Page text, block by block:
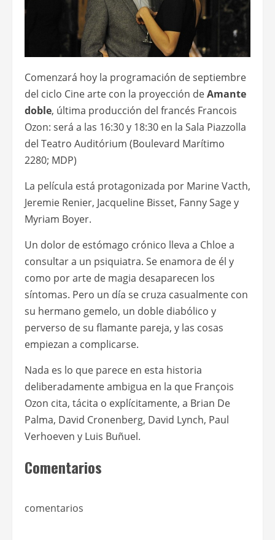
Comenzará hoy la programación de septiembre
del ciclo Cine arte con la proyección deAmante
doble, última producción del francés Francois
Ozon: será a las 16:30 y 18:30 en la Sala Piazzolla
del Teatro Auditórium (Boulevard Marítimo
2280; MDP)
La película está protagonizada por Marine Vacth,
Jeremie Renier, Jacqueline Bisset, Fanny Sage y
Myriam Boyer.
Un dolor de estómago crónico lleva a Chloe a
consultar a un psiquiatra. Se enamora de él y
como por arte de magia desaparecen los
síntomas. Pero un día se cruza casualmente con
su hermano gemelo, un doble diabólico y
perverso de su flamante pareja, y las cosas
empiezan a complicarse.
Nada es lo que parece en esta historia
deliberadamente ambigua en la que François
Ozon cita, tácita o explícitamente, a Brian De
Palma, David Cronenberg, David Lynch, Paul
Verhoeven y Luis Buñuel.
Comentarios
comentarios